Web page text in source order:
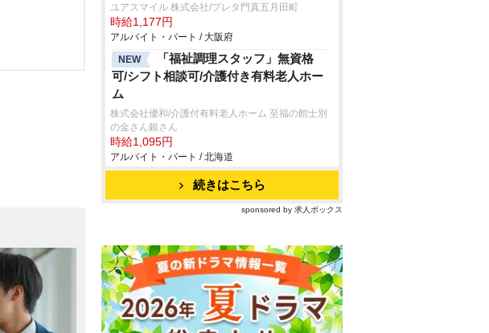
ユアスマイル 株式会社/プレタ門真五月田町
時給1,177円
アルバイト・パート / 大阪府
NEW
「福祉調理スタッフ」無資格
可/シフト相談可/介護付き有料老人ホー
ム
株式会社優和/介護付有料老人ホーム 至福の館士別
の金さん銀さん
時給1,095円
アルバイト・パート / 北海道
続きはこちら
sponsored by 求人ボックス